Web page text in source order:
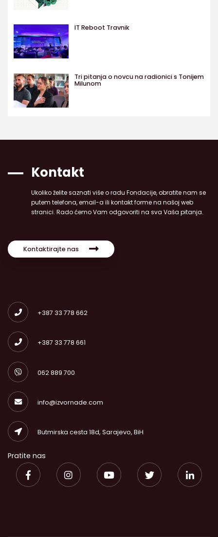
IT Reboot Travnik
Tri pitanja o novcu na radionici s Tonijem
Milunom
Kontakt
Ukoliko želite saznati više o radu Fondacije, obratite nam se
putem telefona, email-a ili kontakt forme na našoj web
stranici. Rado ćemo Vam odgovoriti na sva Vaša pitanja.
Kontaktirajte nas
+387 33 778 662
+387 33 778 661
062 889 700
info@izvornade.com
Butmirska cesta 18d, Sarajevo, BiH
Pratite nas